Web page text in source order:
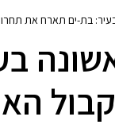
בת-ים תארח את